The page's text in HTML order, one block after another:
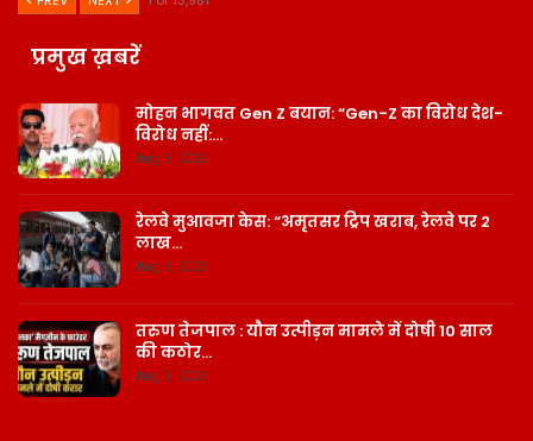
प्रमुख ख़बरें
मोहन भागवत Gen Z बयान: “Gen-Z का विरोध देश-
विरोध नहीं:…
Aug 6, 2026
रेलवे मुआवजा केस: “अमृतसर ट्रिप खराब, रेलवे पर 2
लाख…
Aug 6, 2026
तरुण तेजपाल : यौन उत्पीड़न मामले में दोषी 10 साल
की कठोर…
Aug 6, 2026